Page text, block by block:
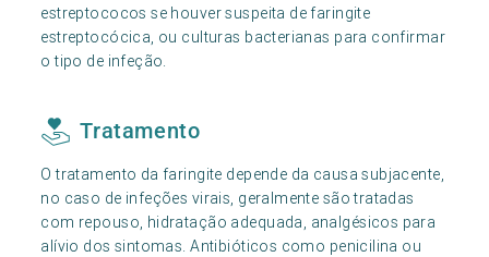
estreptococos se houver suspeita de faringite
estreptocócica, ou culturas bacterianas para confirmar
o tipo de infeção.
Tratamento
O tratamento da faringite depende da causa subjacente,
no caso de infeções virais, geralmente são tratadas
com repouso, hidratação adequada, analgésicos para
alívio dos sintomas. Antibióticos como penicilina ou